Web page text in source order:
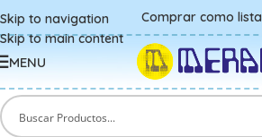
Skip to navigation
Skip to main content
Comprar como lista
MENU